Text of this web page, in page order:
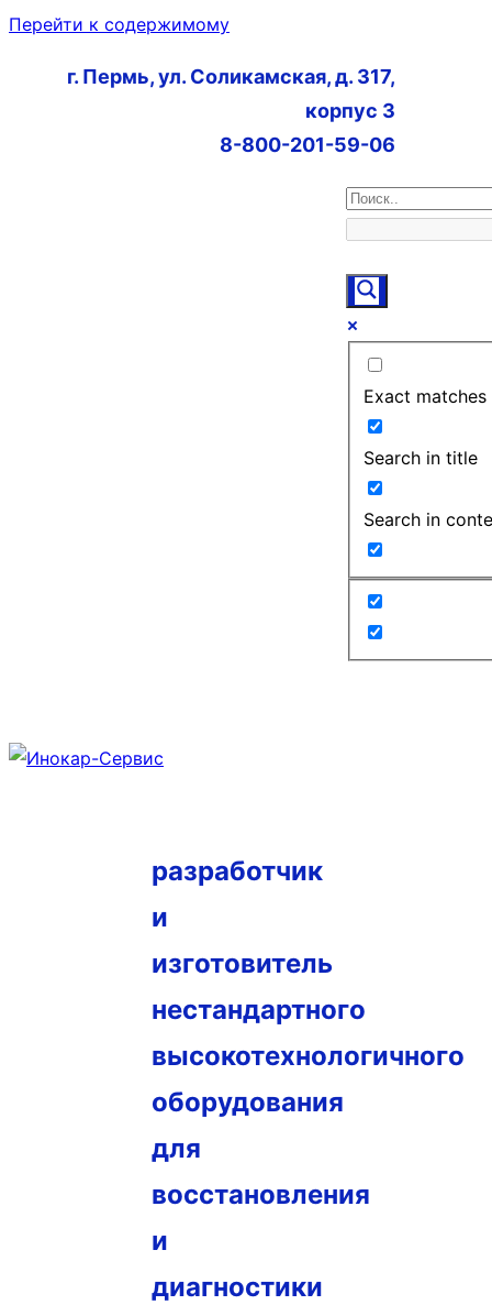
Перейти к содержимому
г. Пермь, ул. Соликамская, д. 317,
корпус 3
8-800-201-59-06
Exact matches
Search in title
Search in
разработчик
и
изготовитель
нестандартного
высокотехнологичного
оборудования
для
восстановления
и
диагностики